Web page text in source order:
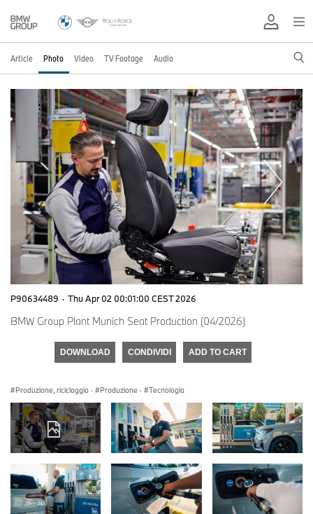
Article Photo Video TV Footage Audio
P90634489 · Thu Apr 02 00:01:00 CEST 2026
BMW Group Plant Munich Seat Production (04/2026)
DOWNLOAD CONDIVIDI ADD TO CART
Produzione, riciclaggio · Produzione · Tecnologia